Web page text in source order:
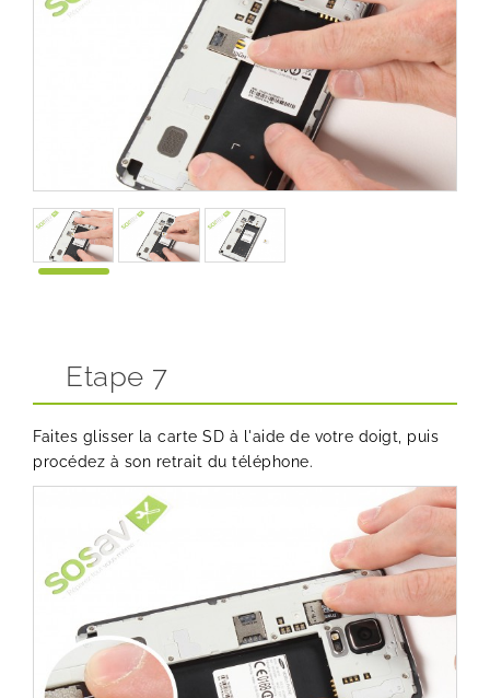
Etape 7
Faites glisser la carte SD à l'aide de votre doigt, puis
procédez à son retrait du téléphone.